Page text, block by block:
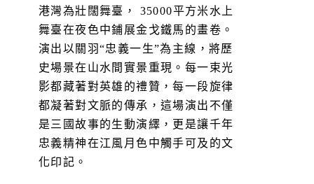
港灣為壯闊舞臺， 35000平方米水上
舞臺在夜色中鋪展金戈鐵馬的畫卷。
演出以關羽“忠義一生”為主線，將歷
史場景在山水間實景重現。每一束光
影都藏著對英雄的禮贊，每一段旋律
都凝著對文脈的傳承，這場演出不僅
是三國故事的生動演繹，更是讓千年
忠義精神在江風月色中觸手可及的文
化印記。